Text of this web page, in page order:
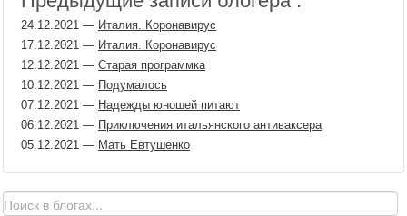
24.12.2021 — Италия. Коронавирус
17.12.2021 — Италия. Коронавирус
12.12.2021 — Старая программка
10.12.2021 — Подумалось
07.12.2021 — Надежды юношей питают
06.12.2021 — Приключения итальянского антиваксера
05.12.2021 — Мать Евтушенко